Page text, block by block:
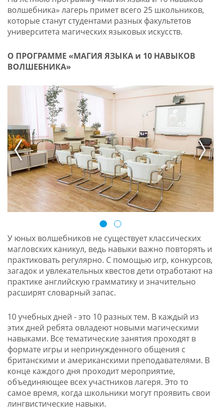
волшебника» лагерь примет всего 25 школьников,
которые станут студентами разных факультетов
университета магических языковых искусств.
О ПРОГРАММЕ «МАГИЯ ЯЗЫКА и 10 НАВЫКОВ
ВОЛШЕБНИКА»
prev next
У юных волшебников не существует классических
магловских каникул, ведь навыки важно повторять и
практиковать регулярно. С помощью игр, конкурсов,
загадок и увлекательных квестов дети отработают на
практике английскую грамматику и значительно
расширят словарный запас.
10 учебных дней - это 10 разных тем. В каждый из
этих дней ребята овладеют новыми магическими
навыками. Все тематические занятия проходят в
формате игры и непринужденного общения с
британскими и американскими преподавателями. В
конце каждого дня проходит мероприятие,
объединяющее всех участников лагеря. Это то
самое время, когда школьники могут проявить свои
лингвистические навыки.